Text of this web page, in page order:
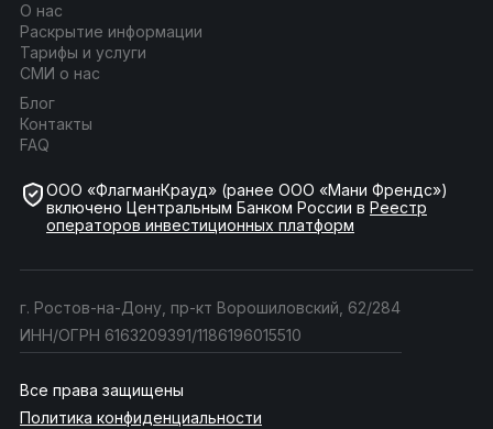
О нас
Раскрытие информации
Тарифы и услуги
СМИ о нас
Блог
Контакты
FAQ
ООО «ФлагманКрауд» (ранее ООО «Мани Френдс»)
включено Центральным Банком России в Реестр
операторов инвестиционных платформ
г. Ростов-на-Дону, пр-кт Ворошиловский, 62/284
ИНН/ОГРН 6163209391/1186196015510
Все права защищены
Политика конфиденциальности